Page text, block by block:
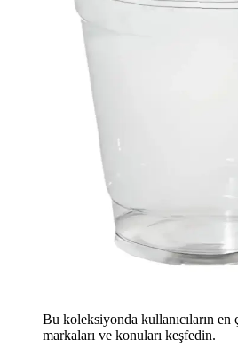
Bu koleksiyonda kullanıcıların en
markaları ve konuları keşfedin.